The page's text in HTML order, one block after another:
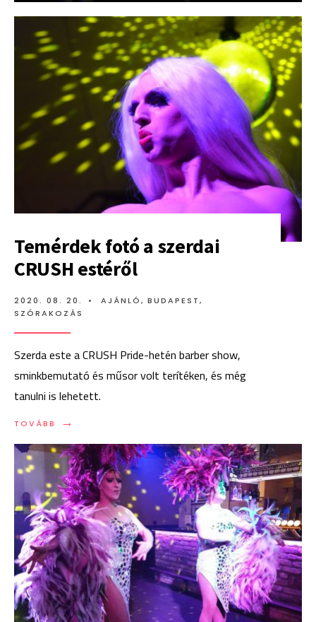
A
PRIDE-
HÉT
Temérdek fotó a szerdai
CRUSH estéről
2020. 08. 20. • AJÁNLÓ, BUDAPEST,
SZÓRAKOZÁS
Szerda este a CRUSH Pride-hetén barber show,
sminkbemutató és műsor volt terítéken, és még
tanulni is lehetett.
TOVÁBB →
TOVÁBB:
FOTÓ
A
SZERDAI
CRUSH
ESTÉRŐL